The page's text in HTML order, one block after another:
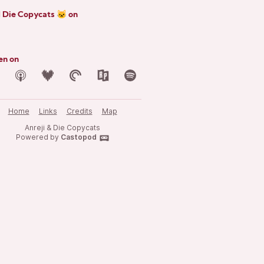
Die Copycats 🐱 on
on
Home Links Credits
Map
Anreji & Die Copycats
Powered by Castopod